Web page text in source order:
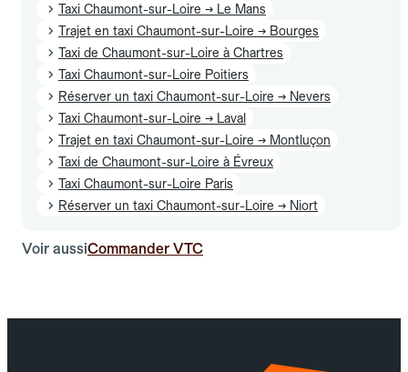
Taxi Chaumont-sur-Loire → Le Mans
Trajet en taxi Chaumont-sur-Loire → Bourges
Taxi de Chaumont-sur-Loire à Chartres
Taxi Chaumont-sur-Loire Poitiers
Réserver un taxi Chaumont-sur-Loire → Nevers
Taxi Chaumont-sur-Loire → Laval
Trajet en taxi Chaumont-sur-Loire → Montluçon
Taxi de Chaumont-sur-Loire à Évreux
Taxi Chaumont-sur-Loire Paris
Réserver un taxi Chaumont-sur-Loire → Niort
Voir aussiCommander VTC